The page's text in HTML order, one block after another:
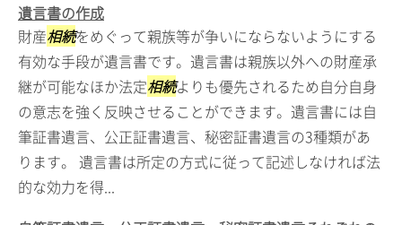
遺言書の作成
財産相続をめぐって親族等が争いにならないようにする
有効な手段が遺言書です。遺言書は親族以外への財産承
継が可能なほか法定相続よりも優先されるため自分自身
の意志を強く反映させることができます。遺言書には自
筆証書遺言、公正証書遺言、秘密証書遺言の3種類があ
ります。 遺言書は所定の方式に従って記述しなければ法
的な効力を得...